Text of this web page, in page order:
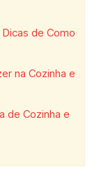
de Como
na Cozinha e
de Cozinha e